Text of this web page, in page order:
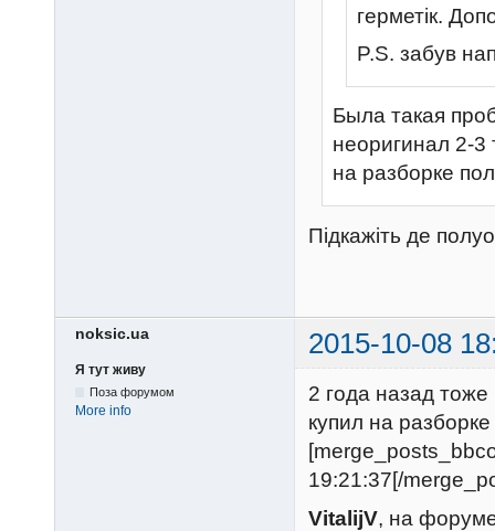
герметік.
P.S. забув
Была такая
неоригинал 2-
на разборке
Підкажіть де
noksic.ua 2015-10-08
Я тут живу
Поза форумом
More info
2 года назад
купил на
19:21:37[/
VitalijV, на